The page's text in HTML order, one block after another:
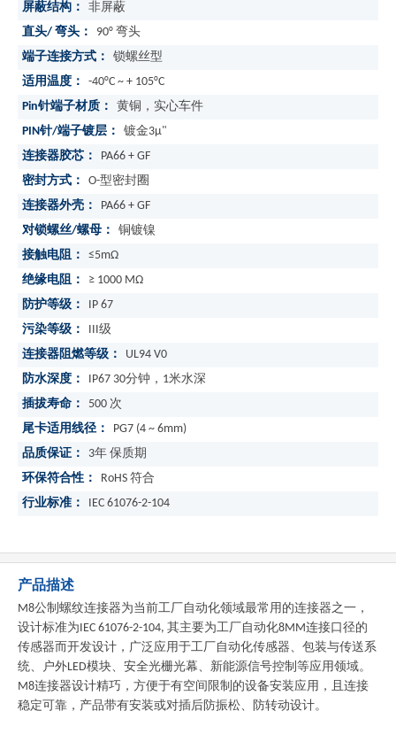
屏蔽结构：
非屏蔽
直头/ 弯头：
90° 弯头
端子连接方式：
锁螺丝型
适用温度：
-40°C ~ + 105°C
Pin针端子材质：
黄铜，实心车件
PIN针/端子镀层：
镀金3μ"
连接器胶芯：
PA66 + GF
密封方式：
O-型密封圈
连接器外壳：
PA66 + GF
对锁螺丝/螺母：
铜镀镍
接触电阻：
≤5mΩ
绝缘电阻：
≥ 1000 MΩ
防护等级：
IP 67
污染等级：
III级
连接器阻燃等级：
UL94 V0
防水深度：
IP67 30分钟，1米水深
插拔寿命：
500 次
尾卡适用线径：
PG7 (4 ~ 6mm)
品质保证：
3年 保质期
环保符合性：
RoHS 符合
行业标准：
IEC 61076-2-104
产品描述
M8公制螺纹连接器为当前工厂自动化领域最常用的连接器之一，
设计标准为IEC 61076-2-104, 其主要为工厂自动化8MM连接口径的
传感器而开发设计，广泛应用于工厂自动化传感器、包装与传送系
统、户外LED模块、安全光栅光幕、新能源信号控制等应用领域。
M8连接器设计精巧，方便于有空间限制的设备安装应用，且连接
稳定可靠，产品带有安装或对插后防振松、防转动设计。